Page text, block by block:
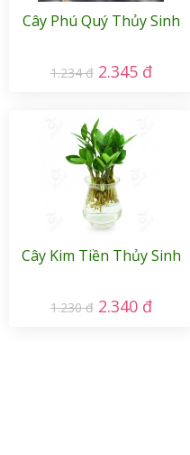
Cây Phú Quý Thủy Sinh
1.234 đ 2.345 đ
Cây Kim Tiền Thủy Sinh
1.230 đ 2.340 đ